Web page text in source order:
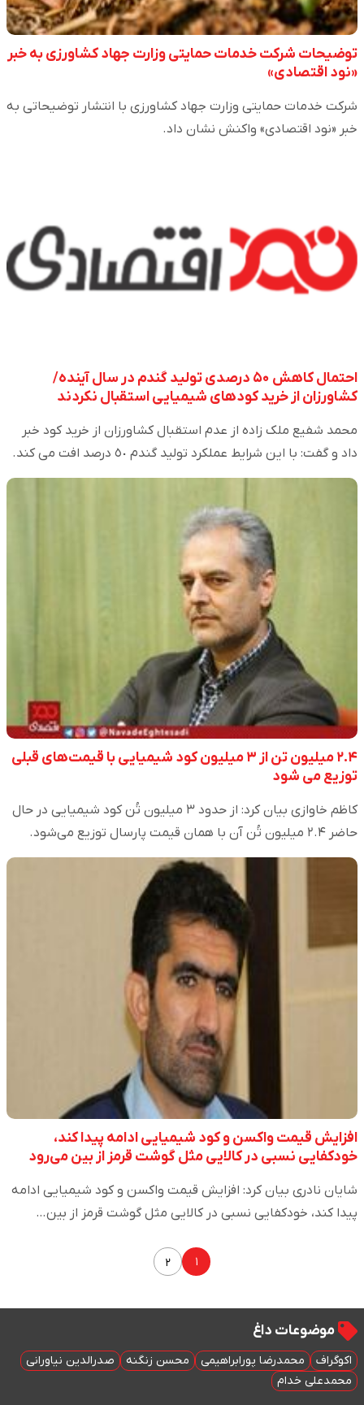
توضیحات شرکت خدمات حمایتی وزارت جهاد کشاورزی به خبر
«نود اقتصادی»
شرکت خدمات حمایتی وزارت جهاد کشاورزی با انتشار توضیحاتی به
خبر «نود اقتصادی» واکنش نشان داد.
احتمال کاهش ۵۰ درصدی تولید گندم در سال آینده/
کشاورزان از خرید کودهای شیمیایی استقبال نکردند
محمد شفیع ملک زاده از عدم استقبال کشاورزان از خرید کود خبر
داد و گفت: با این شرایط عملکرد تولید گندم ٥٠ درصد افت می کند.
۲.۴ میلیون تن از ۳ میلیون کود شیمیایی با قیمت‌های قبلی
توزیع می شود
کاظم خاوازی بیان کرد: از حدود ۳ میلیون تُن کود شیمیایی در حال
حاضر ۲.۴ میلیون تُن آن با همان قیمت پارسال توزیع می‌شود.
افزایش قیمت واکسن و کود شیمیایی ادامه پیدا کند،
خودکفایی نسبی در کالایی مثل گوشت قرمز از بین می‌رود
شایان نادری بیان کرد: افزایش قیمت واکسن و کود شیمیایی ادامه
پیدا کند، خودکفایی نسبی در کالایی مثل گوشت قرمز از بین…
۱ ۲
موضوعات داغ
اکوگراف محمدرضا پورابراهیمی محسن زنگنه
صدرالدین نیاورانی
محمدعلی خدام